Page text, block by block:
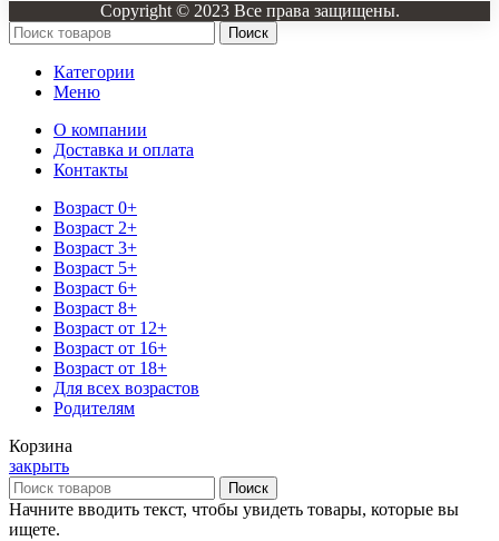
Copyright © 2023 Все права защищены.
Поиск
Категории
Меню
О компании
Доставка и оплата
Контакты
Возраст 0+
Возраст 2+
Возраст 3+
Возраст 5+
Возраст 6+
Возраст 8+
Возраст от 12+
Возраст от 16+
Возраст от 18+
Для всех возрастов
Родителям
Корзина
закрыть
Поиск
Начните вводить текст, чтобы увидеть товары, которые вы
ищете.